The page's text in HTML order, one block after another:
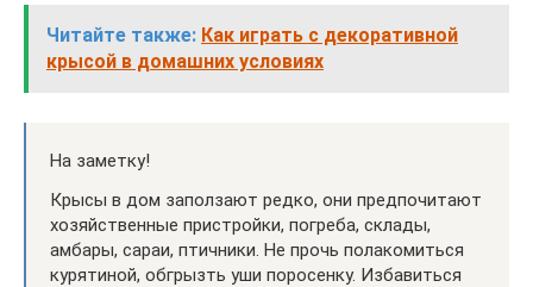
Читайте также: Как играть с декоративной
крысой в домашних условиях
На заметку!
Крысы в дом заползают редко, они предпочитают
хозяйственные пристройки, погреба, склады,
амбары, сараи, птичники. Не прочь полакомиться
курятиной, обгрызть уши поросенку. Избавиться